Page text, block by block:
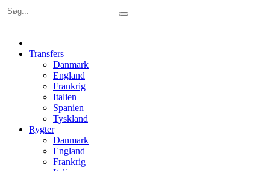
Transfers
Danmark
England
Frankrig
Italien
Spanien
Tyskland
Rygter
Danmark
England
Frankrig